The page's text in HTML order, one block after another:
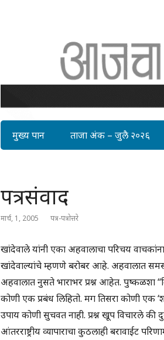
मुख्य पान ताजा अंक – जुलै २०२६
पत्रसंवाद
मार्च, 1, 2005 पत्र-पत्रोत्तरे
खांदेवाले यांनी एका अहवालाचा परिचय
खांदेवाल्यांचे म्हणणे बरोबर आहे. अहवालात
अहवालात नुसते भाराभर प्रश्न आहेत. पुष्कळशा
कोणी एक प्रबंध लिहितो. मग तिसरा कोणी एक
उपाय कोणी सुचवत नाही. प्रश्न खूप विचारले
आंतरराष्ट्रीय व्यापाराचा कुठलाही बरावाईट